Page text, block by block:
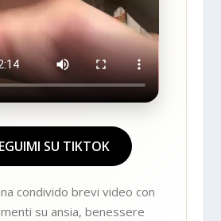
SU TIKTOK
condivido brevi video con
su ansia, benessere